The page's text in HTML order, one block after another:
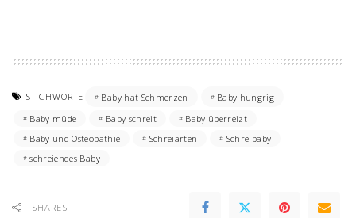
STICHWORTE Baby hat Schmerzen
Baby hungrig
Baby müde
Baby schreit
Baby überreizt
Baby und Osteopathie
Schreiarten
Schreibaby
schreiendes Baby
SHARES